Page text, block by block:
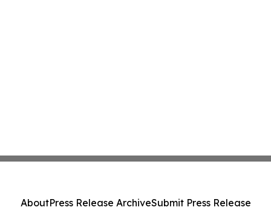
AboutPress Release ArchiveSubmit Press Release